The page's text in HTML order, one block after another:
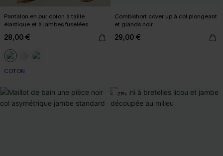
Pantalon en pur coton à taille
élastique et à jambes fuselées
28,00 €
COTON
Combishort cover up à col plongeant
et glands noir
29,00 €
-21%